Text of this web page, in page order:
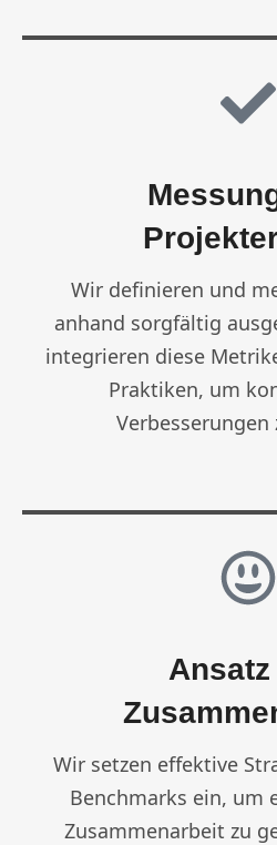
Wir definieren und
anhand sorgfältig
integrieren diese
Praktiken, um
Verbesserungen
Wir setzen effektive
Benchmarks ein, um
Zusammenarbeit zu